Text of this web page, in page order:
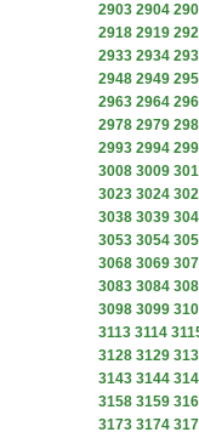
2903 2904
2918 2919
2933 2934
2948 2949
2963 2964
2978 2979
2993 2994
3008 3009
3023 3024
3038 3039
3053 3054
3068 3069
3083 3084
3098 3099
3113 3114
3128 3129
3143 3144
3158 3159
3173 3174